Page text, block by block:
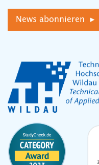
News abonnieren ▸